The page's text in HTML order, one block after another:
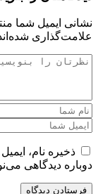
نشانی ایمیل شما
علامت‌گذاری
ذخیره نام،
دوباره دیدگاهی